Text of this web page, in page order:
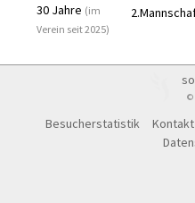
30 Jahre (im
Verein seit 2025)
©
Besucherstatistik Kontakt